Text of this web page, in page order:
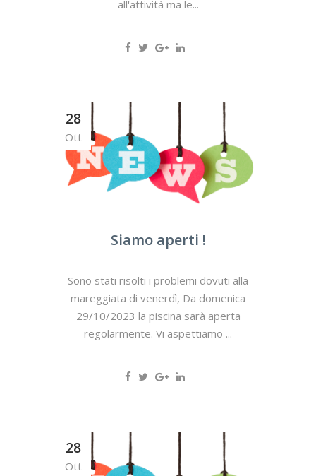
all'attività ma le...
28
Ott
Siamo aperti !
Sono stati risolti i problemi dovuti alla
mareggiata di venerdì, Da domenica
29/10/2023 la piscina sarà aperta
regolarmente. Vi aspettiamo ...
28
Ott